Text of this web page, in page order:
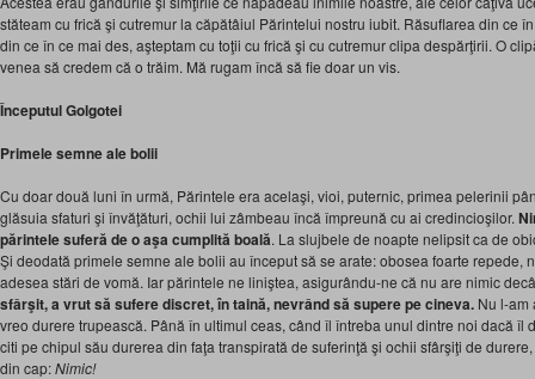
stăteam cu frică şi cutremur la căpătâiul Părintelui nostru iubit. Răsuflarea din ce
din ce în ce mai des, aşteptam cu toţii cu frică şi cu cutremur clipa despărţirii. O
venea să credem că o trăim. Mă rugam încă să fie doar un vis.
Începutul Golgotei
Primele semne ale bolii
Cu doar două luni în urmă, Părintele era acelaşi, vioi, puternic, primea pelerinii
glăsuia sfaturi şi învăţături, ochii lui zâmbeau încă împreună cu ai credincioşilor.
părintele suferă de o aşa cumplită boală. La slujbele de noapte nelipsit ca de
Şi deodată primele semne ale bolii au început să se arate: obosea foarte repede,
adesea stări de vomă. Iar părintele ne liniştea, asigurându-ne că nu are nimic
sfârşit, a vrutsă sufere discret, în taină, nevrând să supere pe cineva. Nu l-am
vreo durere trupească. Până în ultimul ceas, când îl întreba unul dintre noi dacă îl
citi pe chipul său durerea din faţa transpirată de suferinţă şi ochii sfârşiţi de
din cap:Nimic!